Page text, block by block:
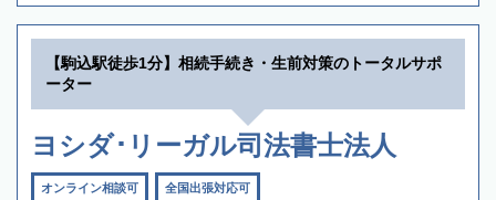
【駒込駅徒歩1分】相続手続き・生前対策のトータルサポ
ーター
ヨシダ･リーガル司法書士法人
オンライン相談可 全国出張対応可